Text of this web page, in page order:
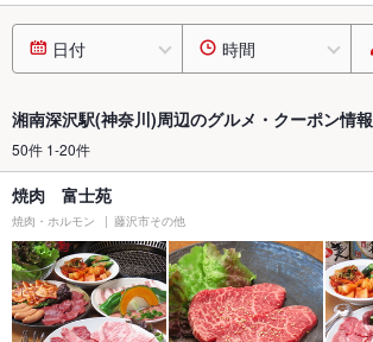
日付 時間
湘南深沢駅(神奈川)周辺のグルメ・クーポン情報
50件 1-20件
焼肉 富士苑
焼肉・ホルモン 藤沢市その他